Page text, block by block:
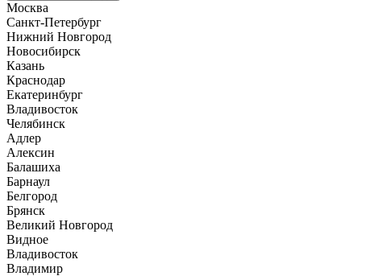
Москва
Санкт-Петербург
Нижний Новгород
Новосибирск
Казань
Краснодар
Екатеринбург
Владивосток
Челябинск
Адлер
Алексин
Балашиха
Барнаул
Белгород
Брянск
Великий Новгород
Видное
Владивосток
Владимир